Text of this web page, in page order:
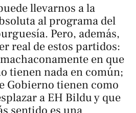
llevarnos a la
al programa del
Pero, además,
real de estos partidos:
en que
tienen nada en común;
Gobierno tienen como
a EH Bildu y que